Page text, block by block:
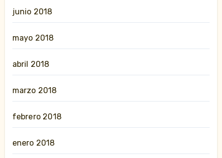
junio 2018
mayo 2018
abril 2018
marzo 2018
febrero 2018
enero 2018